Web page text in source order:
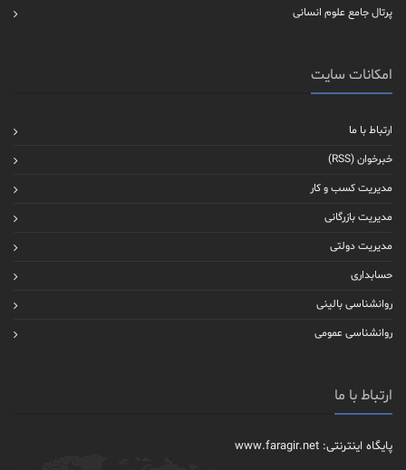
پرتال جامع علوم انسانی
امکانات سایت
ارتباط با ما
خبرخوان (RSS)
مدیریت کسب و کار
مدیریت بازرگانی
مدیریت دولتی
حسابداری
روانشناسی بالینی
روانشناسی عمومی
ارتباط با ما
پایگاه اینترنتی: www.faragir.net